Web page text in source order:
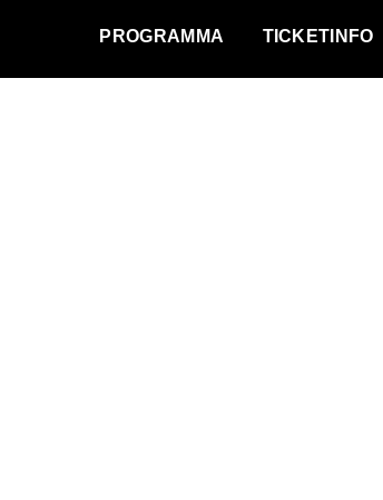
PROGRAMMA TICKETINFO